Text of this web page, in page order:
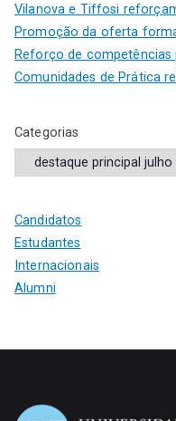
Vilanova e Tiffosi
Promoção da oferta
Reforço de
Comunidades de Prática
Categorias
Candidatos
Estudantes
Internacionais
Alumni